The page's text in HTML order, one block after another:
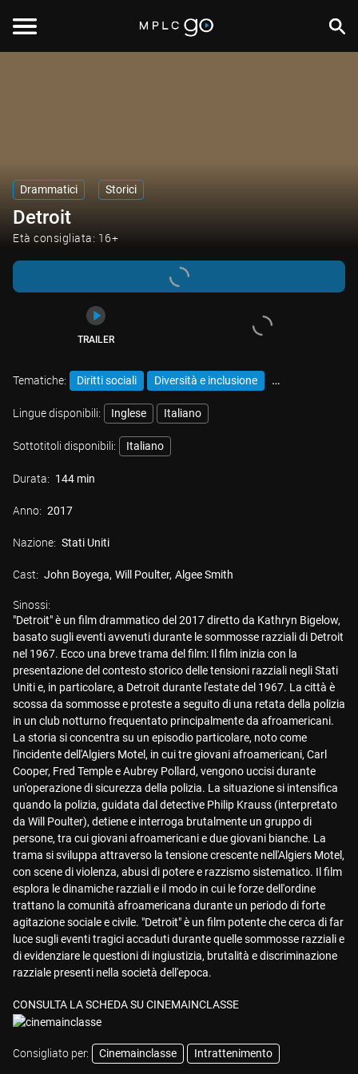
Drammatici Storici
Detroit
Età consigliata: 16+
TRAILER
Tematiche: Diritti sociali Diversità e inclusione Legalità
Lingue disponibili: Inglese Italiano
Sottotitoli disponibili: Italiano
Durata: 144 min
Anno: 2017
Nazione: Stati Uniti
Cast: John Boyega Will Poulter Algee Smith
Sinossi:
"Detroit" è un film drammatico del 2017 diretto da Kathryn Bigelow,
basato sugli eventi avvenuti durante le sommosse razziali di Detroit
nel 1967. Ecco una breve trama del film: Il film inizia con la
presentazione del contesto storico delle tensioni razziali negli Stati
Uniti e, in particolare, a Detroit durante l'estate del 1967. La città è
scossa da sommosse e proteste a seguito di una retata della polizia
in un club notturno frequentato principalmente da afroamericani.
La storia si concentra su un episodio particolare, noto come
l'incidente dell'Algiers Motel, in cui tre giovani afroamericani, Carl
Cooper, Fred Temple e Aubrey Pollard, vengono uccisi durante
un'operazione di sicurezza della polizia. La situazione si intensifica
quando la polizia, guidata dal detective Philip Krauss (interpretato
da Will Poulter), detiene e interroga brutalmente un gruppo di
persone, tra cui giovani afroamericani e due giovani bianche. La
trama si sviluppa attraverso la tensione crescente nell'Algiers Motel,
con scene di violenza, abusi di potere e razzismo sistematico. Il film
esplora le dinamiche razziali e il modo in cui le forze dell'ordine
trattano la comunità afroamericana durante un periodo di forte
agitazione sociale e civile. "Detroit" è un film potente che cerca di far
luce sugli eventi tragici accaduti durante quelle sommosse razziali e
di evidenziare le questioni di ingiustizia, brutalità e discriminazione
razziale presenti nella società dell'epoca.
CONSULTA LA SCHEDA SU CINEMAINCLASSE
Consigliato per: Cinemainclasse Intrattenimento